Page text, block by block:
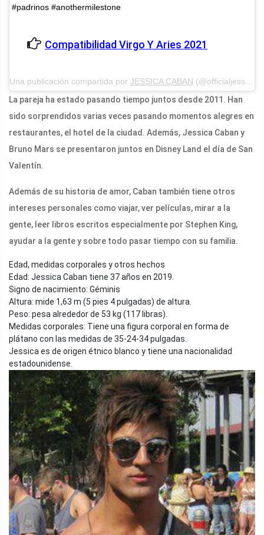
#padrinos #anothermilestone
Compatibilidad Virgo Y Aries 2021
Una publicación compartida por JESSICA CABAN (@officialjessicacaban) el 27 de diciembre de 2018 a las 2:06 p.m.PST
La pareja ha estado pasando tiempo juntos desde 2011. Han
sido sorprendidos varias veces pasando momentos alegres en
restaurantes, el hotel de la ciudad. Además, Jessica Caban y
Bruno Mars se presentaron juntos en Disney Land el día de San
Valentín.
Además de su historia de amor, Caban también tiene otros
intereses personales como viajar, ver películas, mirar a la
gente, leer libros escritos especialmente por Stephen King,
ayudar a la gente y sobre todo pasar tiempo con su familia.
Edad, medidas corporales y otros hechos
Edad: Jessica Caban tiene 37 años en 2019.
Signo de nacimiento: Géminis
Altura: mide 1,63 m (5 pies 4 pulgadas) de altura.
Peso: pesa alrededor de 53 kg (117 libras).
Medidas corporales: Tiene una figura corporal en forma de
plátano con las medidas de 35-24-34 pulgadas.
Jessica es de origen étnico blanco y tiene una nacionalidad
estadounidense.